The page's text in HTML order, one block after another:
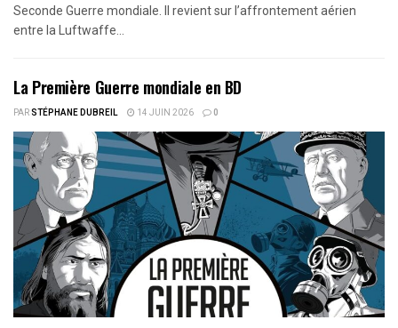
Seconde Guerre mondiale. Il revient sur l’affrontement aérien
entre la Luftwaffe...
La Première Guerre mondiale en BD
PARSTÉPHANE DUBREIL 14 JUIN 2026 0